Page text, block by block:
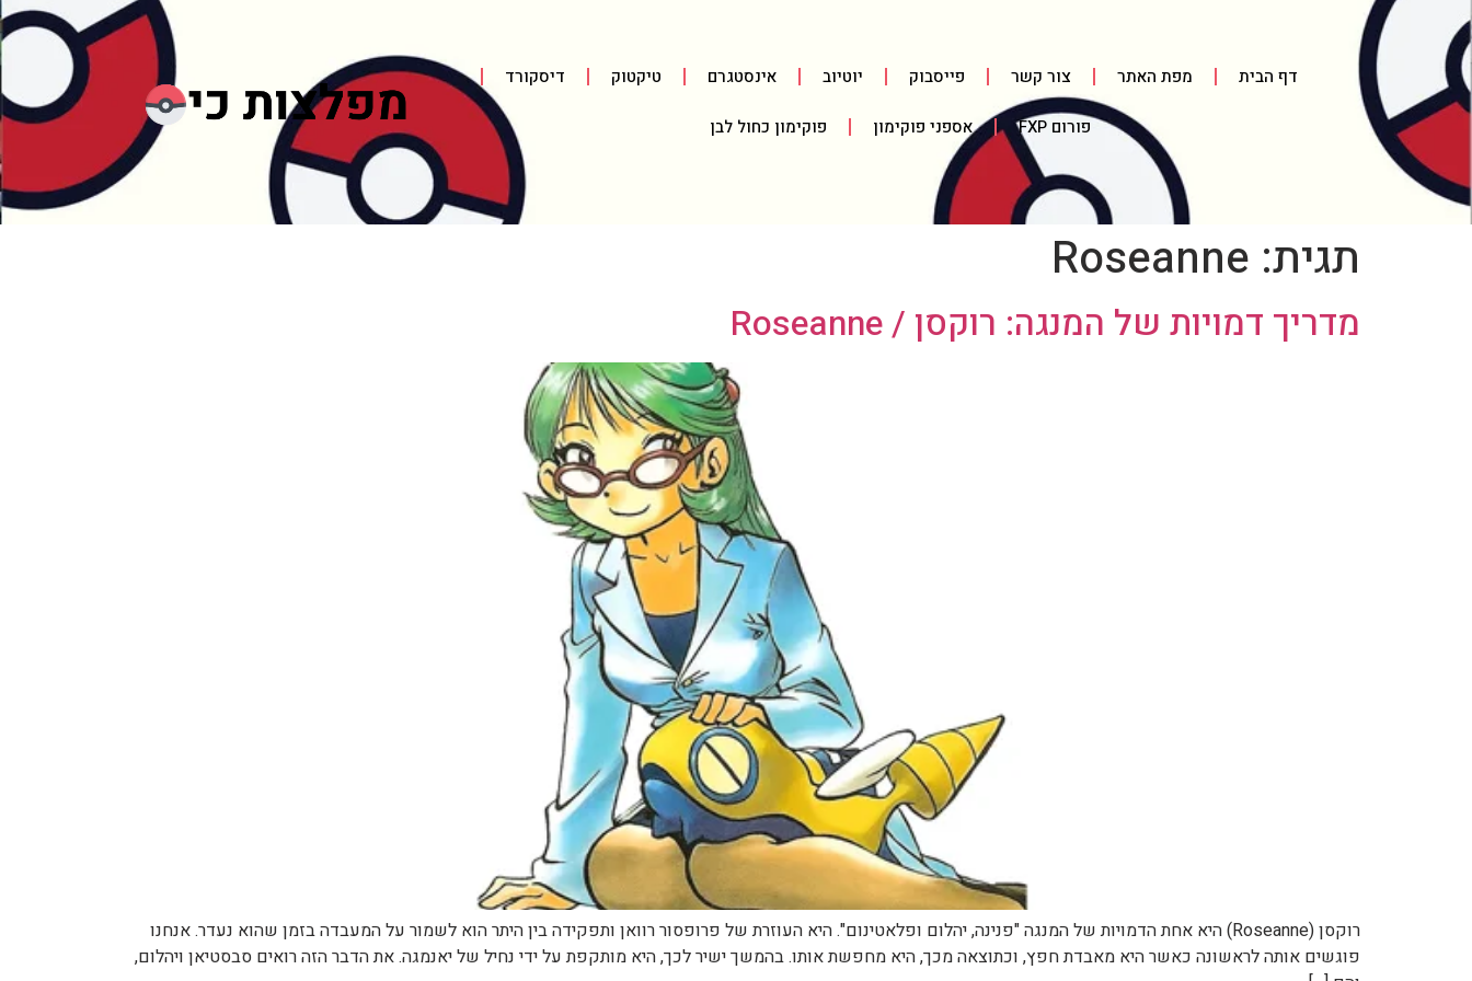
דף הבית מפת האתר צור קשר פייסבוק יוטיוב אינסטגרם טיקטוק דיסקורד
פורום FXP אספני פוקימון פוקימון כחול לבן
תגית: Roseanne
מדריך דמויות של המנגה: רוקסן / Roseanne
רוקסן (Roseanne) היא אחת הדמויות של המנגה "פנינה, יהלום ופלאטינום". היא העוזרת של פרופסור רוואן ותפקידה בין היתר הוא לשמור על המעבדה בזמן שהוא נעדר. אנחנו
פוגשים אותה לראשונה כאשר היא מאבדת חפץ, וכתוצאה מכך, היא מחפשת אותו. בהמשך ישיר לכך, היא מותקפת על ידי נחיל של יאנמגה. את הדבר הזה רואים סבסטיאן ויהלום,